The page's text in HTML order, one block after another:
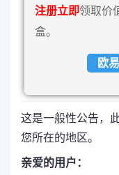
注册立即领取价
盒。
欧
这是一般性公告，
您所在的地区。
亲爱的用户：